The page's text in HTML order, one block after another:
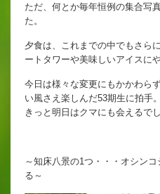
ただ、何とか毎年恒例の集合写
た。
夕食は、これまでの中でもさら
ートタワーや美味しいアイスに
今日は様々な変更にもかかわら
い風さえ楽しんだ53期生に拍手。
きっと明日はクマにも会えるでし
～知床八景の1つ・・・オシン
る～